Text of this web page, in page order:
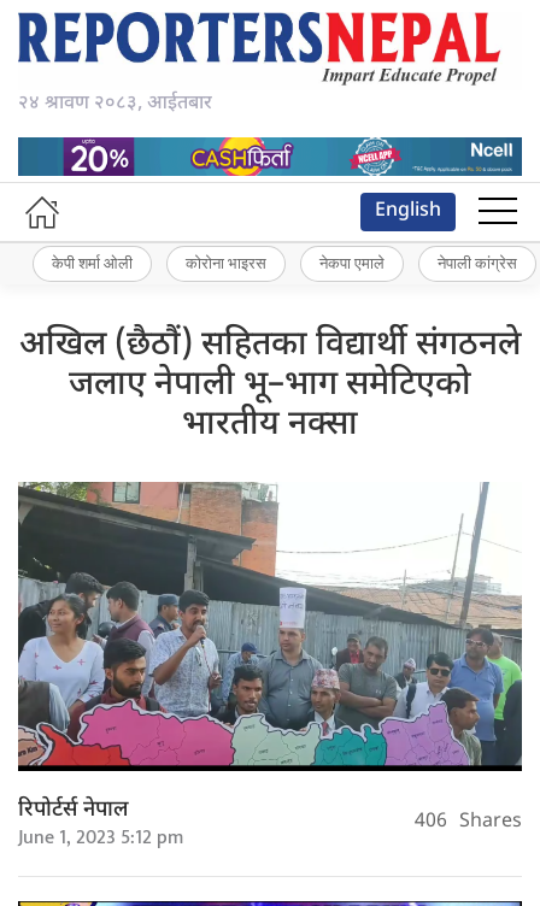
२४ श्रावण २०८३, आईतबार
English
केपी शर्मा ओली कोरोना भाइरस नेकपा एमाले नेपाली कांग्रेस
अखिल (छैठौं) सहितका विद्यार्थी संगठनले
जलाए नेपाली भू–भाग समेटिएको
भारतीय नक्सा
रिपोर्टर्स नेपाल
June 1, 2023 5:12 pm 406 Shares